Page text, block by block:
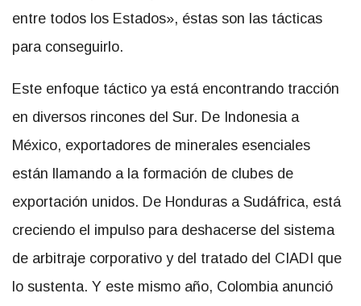
entre todos los Estados», éstas son las tácticas
para conseguirlo.
Este enfoque táctico ya está encontrando tracción
en diversos rincones del Sur. De Indonesia a
México, exportadores de minerales esenciales
están llamando a la formación de clubes de
exportación unidos. De Honduras a Sudáfrica, está
creciendo el impulso para deshacerse del sistema
de arbitraje corporativo y del tratado del CIADI que
lo sustenta. Y este mismo año, Colombia anunció